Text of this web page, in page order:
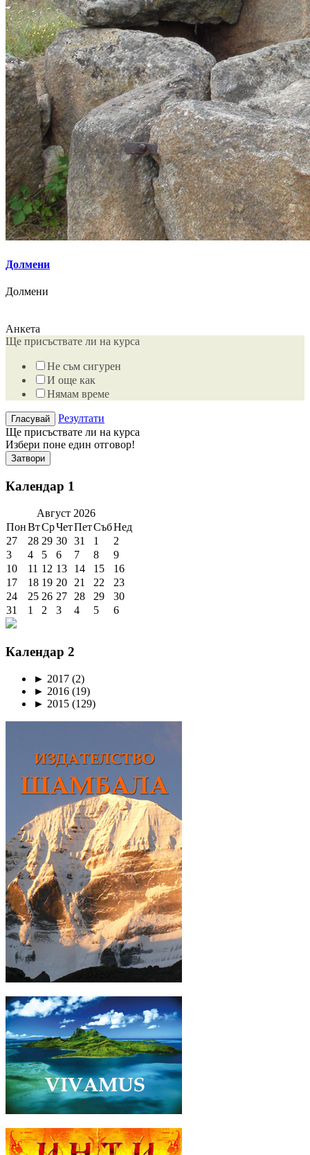
Долмени
Долмени
Анкета
Ще присъствате ли на курса
Не съм сигурен
И още как
Нямам време
Резултати
Ще присъствате ли на курса
Избери поне един отговор!
Затвори
Календар 1
Август 2026
ПонВтСрЧетПетСъбНед
27
28 29 30 31 1
2
3
4 5 6 7 8
9
10
11 12 13 14 15
16
17
18 19 20 21 22
23
24
25 26 27 28 29
30
31
1 2 3 4 5 6
Календар 2
► 2017 (2)
► 2016 (19)
► 2015 (129)